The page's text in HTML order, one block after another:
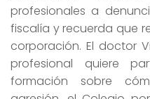
profesionales a
fiscalía y recuerda que
corporación. El doctor
profesional quiere
formación sobre